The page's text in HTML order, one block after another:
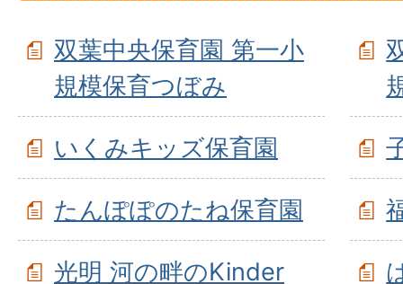
双葉中央保育園 第一小
規模保育つぼみ
いくみキッズ保育園
たんぽぽのたね保育園
光明 河の畔のKinder